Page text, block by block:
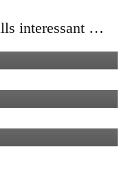
interessant …